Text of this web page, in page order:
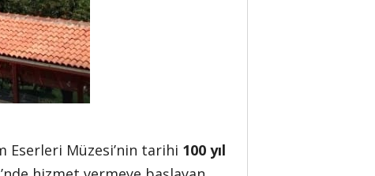
Eserleri Müzesi’nin tarihi 100 yıl